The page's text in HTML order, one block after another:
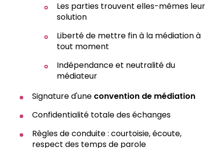
Les parties trouvent elles-mêmes leur
solution
Liberté de mettre fin à la médiation à
tout moment
Indépendance et neutralité du
médiateur
Signature d'une convention de médiation
Confidentialité totale des échanges
Règles de conduite : courtoisie, écoute,
respect des temps de parole